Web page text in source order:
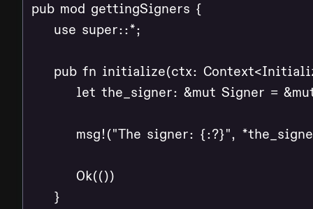
pub mod gettingSigners {
    use super::*;
pub fn initialize(ctx:
let the_signer: &mut Signer =
msg!("The signer: {:?}",
        Ok(())
    }